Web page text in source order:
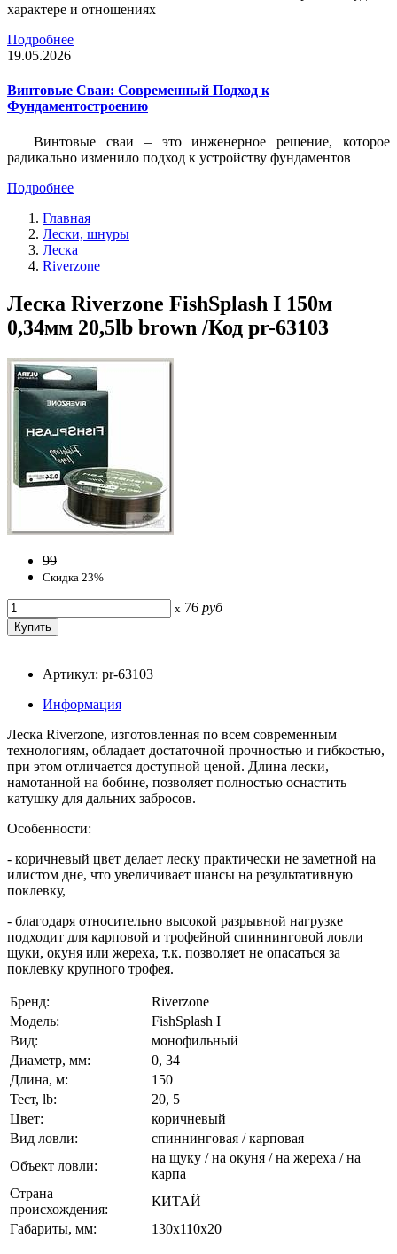
характере и отношениях
Подробнее
19.05.2026
Винтовые Сваи: Современный Подход к
Фундаментостроению
Винтовые сваи – это инженерное решение, которое
радикально изменило подход к устройству фундаментов
Подробнее
Главная
Лески, шнуры
Леска
Riverzone
Леска Riverzone FishSplash I 150м
0,34мм 20,5lb brown /Код pr-63103
99
Скидка 23%
x 76 руб
Артикул: pr-63103
Информация
Леска Riverzone, изготовленная по всем современным
технологиям, обладает достаточной прочностью и гибкостью,
при этом отличается доступной ценой. Длина лески,
намотанной на бобине, позволяет полностью оснастить
катушку для дальних забросов.
Особенности:
- коричневый цвет делает леску практически не заметной на
илистом дне, что увеличивает шансы на результативную
поклевку,
- благодаря относительно высокой разрывной нагрузке
подходит для карповой и трофейной спиннинговой ловли
щуки, окуня или жереха, т.к. позволяет не опасаться за
поклевку крупного трофея.
Бренд:
Riverzone
Модель:
FishSplash I
Вид:
монофильный
Диаметр, мм:
0, 34
Длина, м:
150
Тест, lb:
20, 5
Цвет:
коричневый
Вид ловли:
спиннинговая / карповая
Объект ловли:
на щуку / на окуня / на жереха / на
карпа
Страна
происхождения:
КИТАЙ
Габариты, мм:
130x110x20